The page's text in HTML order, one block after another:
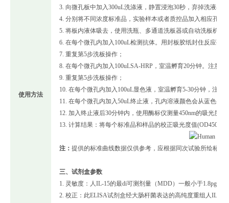
使用方法
3. 向微孔板中加入300uL洗涤液，静置浸泡30秒，弃掉洗液在
4. 分别将不同浓度标准品，实验样本或者质控品加入相应孔
5. 将板内液体吸去，使用洗瓶、多通道洗板器或自动洗板机
6. 在每个微孔内加入100uL检测抗体。用封板胶纸封住反应孔
7. 重复第5步洗板操作；
8. 在每个微孔内加入100uLSA-HRP，室温孵育20分钟。注意避
9. 重复第5步洗板操作；
10. 在每个微孔内加入100uL显色液，室温孵育5-30分钟，注意
11. 在每个微孔内加入50uL终止液，孔内溶液颜色会从蓝色变
12. 加入终止液后30分钟内，使用酶标仪测量450nm的吸光度
13. 计算结果：将每个标准品和样品的校正吸光度值(OD450-
注： 提供的标准曲线数据仅供参考，应根据同次试验所绘标准
三、试剂盒参数
1. 灵敏度：人IL-15的最di可测剂量（MDD）一般小于1.8pg/
2. 校正：此ELISA试剂盒经大肠杆菌表达的高纯度重组人IL-15